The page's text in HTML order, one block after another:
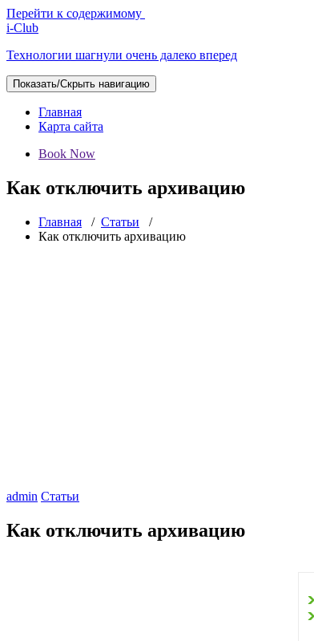
Перейти к содержимому
i-Club
Технологии шагнули очень далеко вперед
Показать/Скрыть навигацию
Главная
Карта сайта
Book Now
Как отключить архивацию
Главная / Статьи /
Как отключить архивацию
admin Статьи
Как отключить архивацию